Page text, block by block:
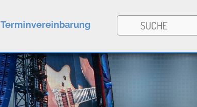
Terminvereinbarung